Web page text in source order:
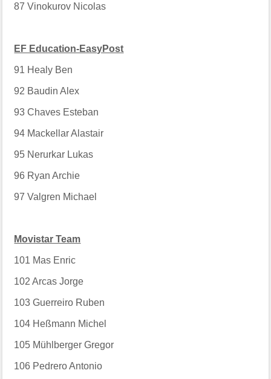
87 Vinokurov Nicolas
EF Education-EasyPost
91 Healy Ben
92 Baudin Alex
93 Chaves Esteban
94 Mackellar Alastair
95 Nerurkar Lukas
96 Ryan Archie
97 Valgren Michael
Movistar Team
101 Mas Enric
102 Arcas Jorge
103 Guerreiro Ruben
104 Heßmann Michel
105 Mühlberger Gregor
106 Pedrero Antonio